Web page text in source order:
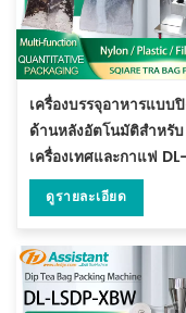
เครื่องบรรจุอาหารแบบ
ด้านหลังอัตโนมัติสำหรับ
เครื่องเทศและกาแฟ DL-
XBF-D
ดูรายละเอียด